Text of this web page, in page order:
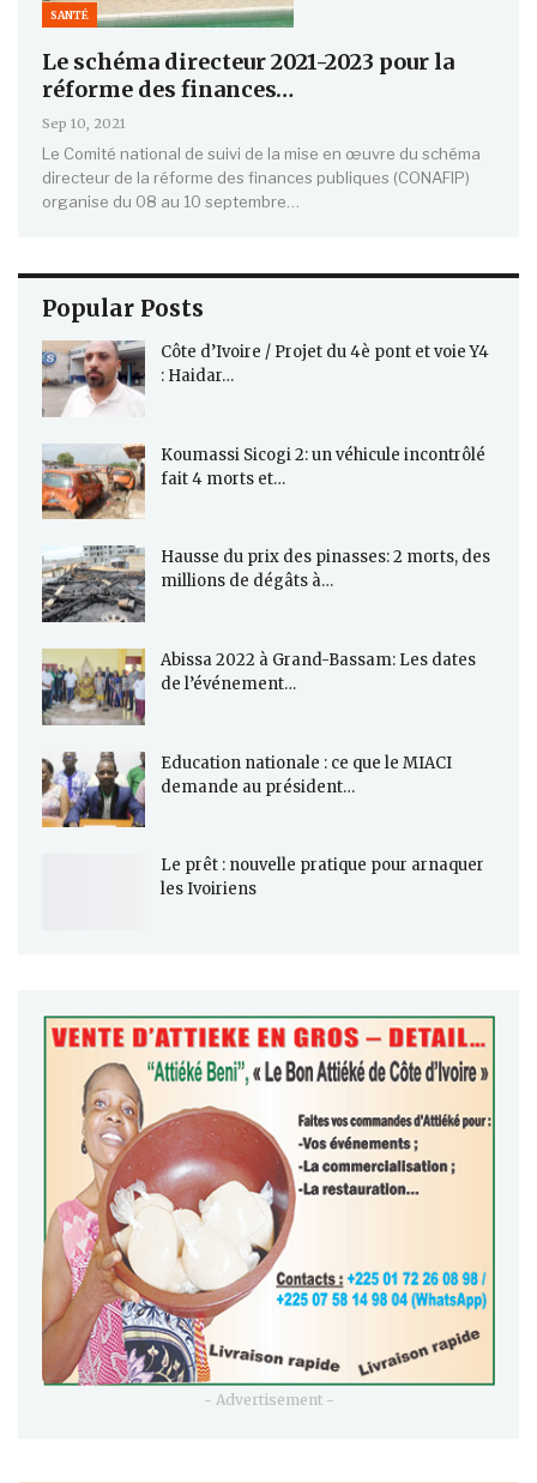
SANTÉ
Le schéma directeur 2021-2023 pour la
réforme des finances…
Sep 10, 2021
Le Comité national de suivi de la mise en œuvre du schéma
directeur de la réforme des finances publiques (CONAFIP)
organise du 08 au 10 septembre…
Popular Posts
Côte d’Ivoire / Projet du 4è pont et voie Y4
: Haidar…
Koumassi Sicogi 2: un véhicule incontrôlé
fait 4 morts et…
Hausse du prix des pinasses: 2 morts, des
millions de dégâts à…
Abissa 2022 à Grand-Bassam: Les dates
de l’événement…
Education nationale : ce que le MIACI
demande au président…
Le prêt : nouvelle pratique pour arnaquer
les Ivoiriens
- Advertisement -